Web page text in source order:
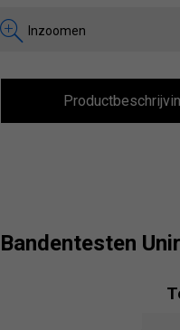
Inzoomen
Bandentesten